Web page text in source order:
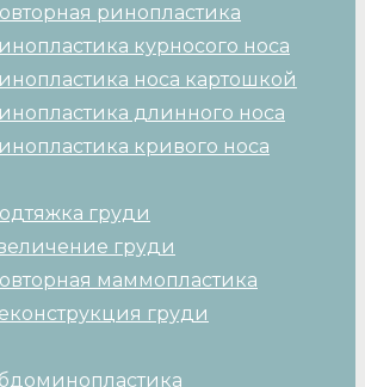
ринопластика
курносого носа
носа картошкой
длинного носа
кривого носа
груди
груди
маммопластика
груди